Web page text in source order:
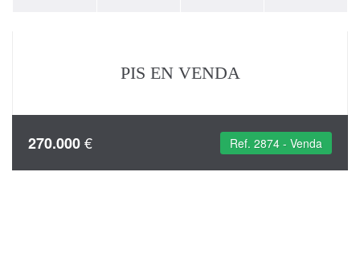
PIS EN VENDA
270.000€ Ref. 2874 - Venda